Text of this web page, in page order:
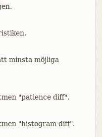
minsta möjliga
"patience diff".
"histogram diff".